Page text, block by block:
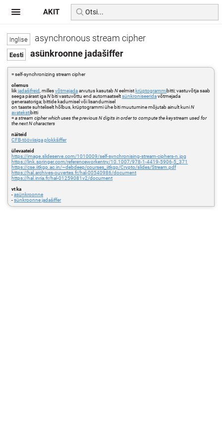
asynchronous stream cipher
asünkroonne jadašiffer
= self-synchronizing stream cipher
olemus
liikjadašifreid , millesvõtmejadaarvutus kasutabNeelmist krüptogrammibitti; vastuvõtja saab
seega pärast igaN biti vastuvõttu end automaatseltsünkroniseeridavõtmejada
generaatoriga; bittide kadumisel või lisandumisel
on taaste suhteliselt hõlbus, krüptogrammi ühe biti muutumine mõjutab ainult kuniN
avatekstibitti
=a stream cipher which uses the previous N digits in order to compute the keystream used for
the next N characters
näiteid
CFB-tööviisigaplokkšiffer
ülevaateid
https://image.slideserve.com/1010009/self-synchronising-stream-ciphers-n.jpg
https://link.springer.com/referenceworkentry/10.1007/978-1-4419-5906-5_371
https://cse.iitkgp.ac.in/~debdeep/courses_iitkgp/Crypto/slides/Stream.pdf
https://hal.archives-ouvertes.fr/hal-00540986/document
https://hal.inria.fr/hal-01259081v2/document
vt ka
-asünkroonne
-sünkroonne jadašiffer
AKIT